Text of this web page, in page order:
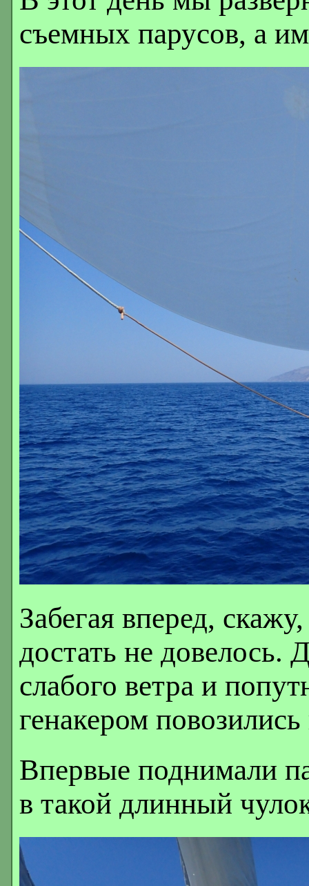
съемных парусов, а
Забегая вперед,
достать не довелось.
слабого ветра и
генакером
Впервые поднимали
в такой длинный